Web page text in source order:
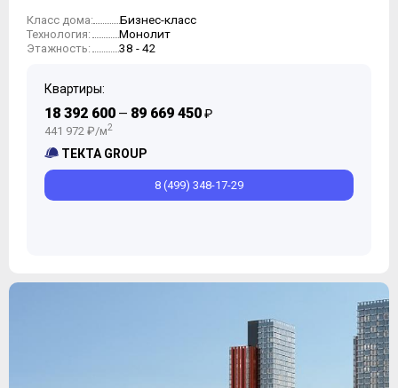
Класс дома: Бизнес-класс
Технология: Монолит
Этажность: 38 - 42
Квартиры:
18 392 600 — 89 669 450₽
441 972 ₽/м2
ТЕКТА GROUP
8 (499) 348-17-29